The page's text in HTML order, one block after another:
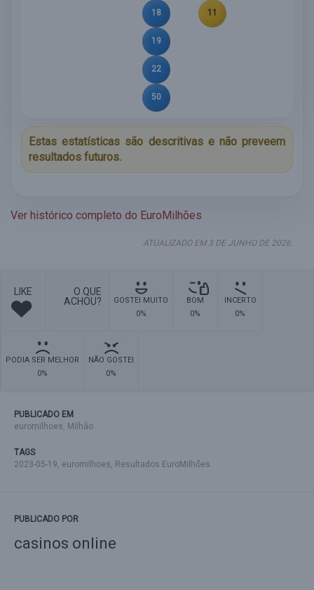
18
19
22
50
11
Estas estatísticas são descritivas e não preveem
resultados futuros.
Ver histórico completo do EuroMilhões
ATUALIZADO EM 3 DE JUNHO DE 2026.
LIKE
O QUE
ACHOU?
GOSTEI MUITO
0%
BOM
0%
INCERTO
0%
PODIA SER MELHOR
0%
NÃO GOSTEI
0%
PUBLICADO EM
euromilhoes, Milhão
TAGS
2023-05-19, euromilhoes, Resultados EuroMilhões
PUBLICADO POR
casinos online